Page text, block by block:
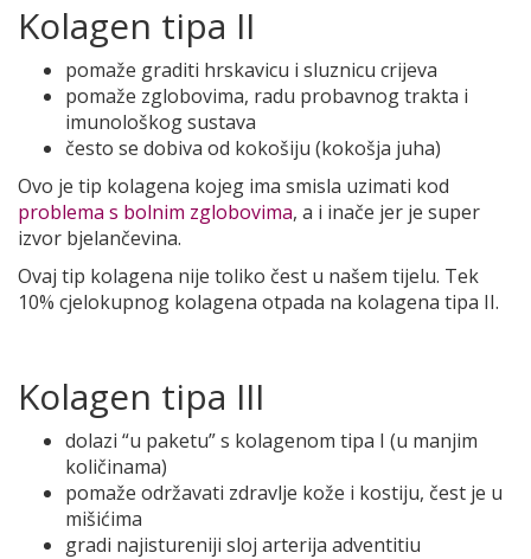
Kolagen tipa II
pomaže graditi hrskavicu i sluznicu crijeva
pomaže zglobovima, radu probavnog trakta i
imunološkog sustava
često se dobiva od kokošiju (kokošja juha)
Ovo je tip kolagena kojeg ima smisla uzimati kod
problema s bolnim zglobovima, a i inače jer je super
izvor bjelančevina.
Ovaj tip kolagena nije toliko čest u našem tijelu. Tek
10% cjelokupnog kolagena otpada na kolagena tipa II.
Kolagen tipa III
dolazi “u paketu” s kolagenom tipa I (u manjim
količinama)
pomaže održavati zdravlje kože i kostiju, čest je u
mišićima
gradi najistureniji sloj arterija adventitiu